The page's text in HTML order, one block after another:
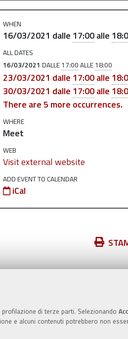
di terze parti. Selezionando
e alcuni contenuti potrebbero non
WHEN
16/03/2021 dalle 17:00alle
ALL DATES
16/03/2021 DALLE 17:00 ALLE 18:00
23/03/2021 dalle 17:00alle
30/03/2021 dalle 17:00alle
There are 5 more occurrences.
WHERE
Meet
WEB
Visit external website
ADD EVENT TO CALENDAR
iCal
Azioni
documento